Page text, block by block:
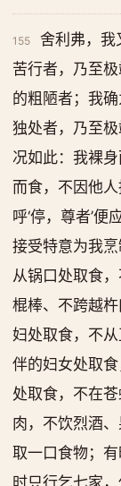
155
舍利弗，我
苦行者，乃至
的粗陋者；我
独处者，乃至
况如此：我裸
而食，不因他人
呼‘停，尊者’
接受特意为我
从锅口处取食
棍棒、不跨越
妇处取食，不
伴的妇女处取
处取食，不在
肉，不饮烈酒
取一口食物；
时只行乞七家